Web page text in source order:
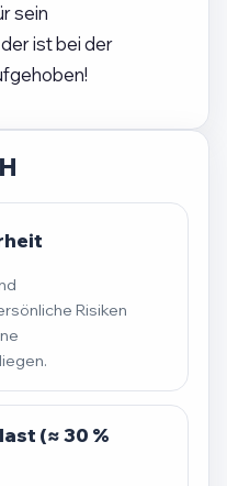
sein
ist bei der
Risiken
(≈ 30 %